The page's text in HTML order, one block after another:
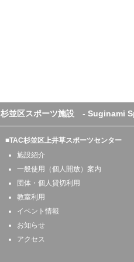
杉並区スポーツ施設 - Suginami
■TAC杉並区上井草スポーツセンター
施設紹介
一般使用（個人開放）案内
団体・個人貸切利用
教室利用
イベント情報
お知らせ
アクセス